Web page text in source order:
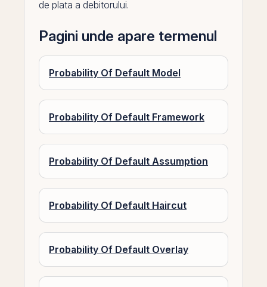
de plata a debitorului.
Pagini unde apare termenul
Probability Of Default Model
Probability Of Default Framework
Probability Of Default Assumption
Probability Of Default Haircut
Probability Of Default Overlay